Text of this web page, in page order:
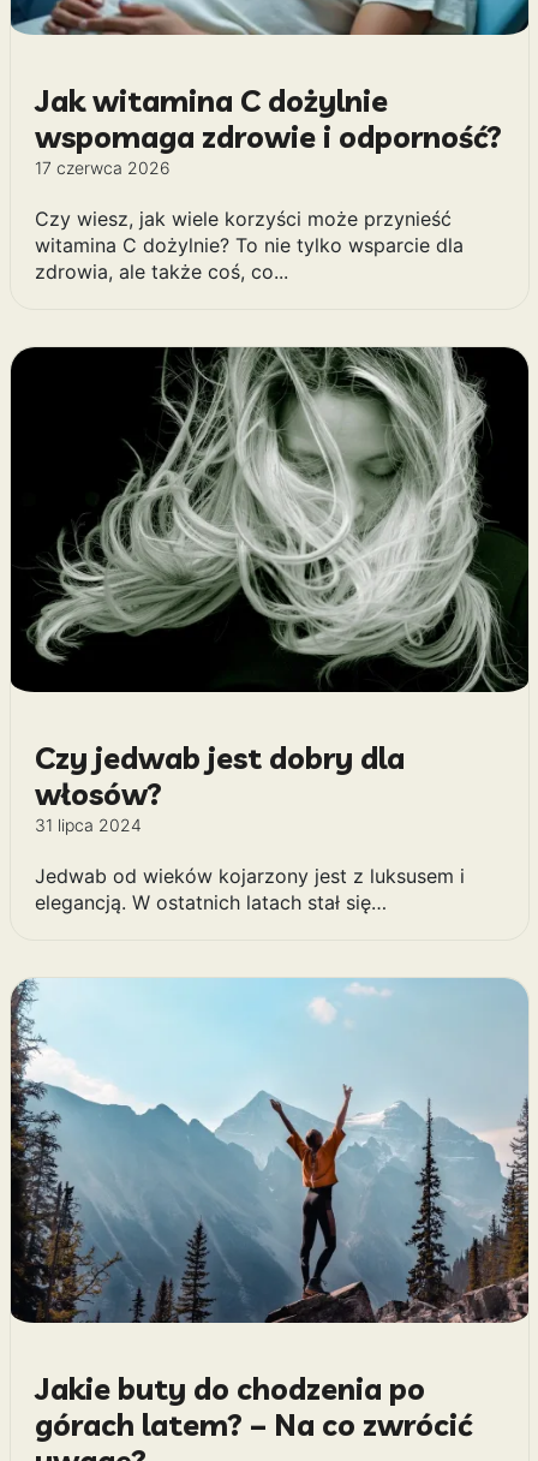
Jak witamina C dożylnie
wspomaga zdrowie i odporność?
17 czerwca 2026
Czy wiesz, jak wiele korzyści może przynieść
witamina C dożylnie? To nie tylko wsparcie dla
zdrowia, ale także coś, co...
Czy jedwab jest dobry dla
włosów?
31 lipca 2024
Jedwab od wieków kojarzony jest z luksusem i
elegancją. W ostatnich latach stał się…
Jakie buty do chodzenia po
górach latem? – Na co zwrócić